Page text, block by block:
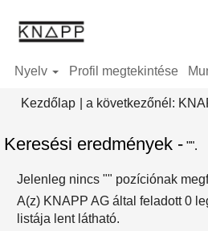
Nyelv Profil megtekintése
Kezdőlap a következőnél:
Keresési eredmények - "".
Jelenleg nincs "" pozíciónak
A(z) KNAPP AG által feladott 0
listája lent látható.